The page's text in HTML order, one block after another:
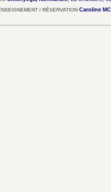
/ RÉSERVATION Caroline